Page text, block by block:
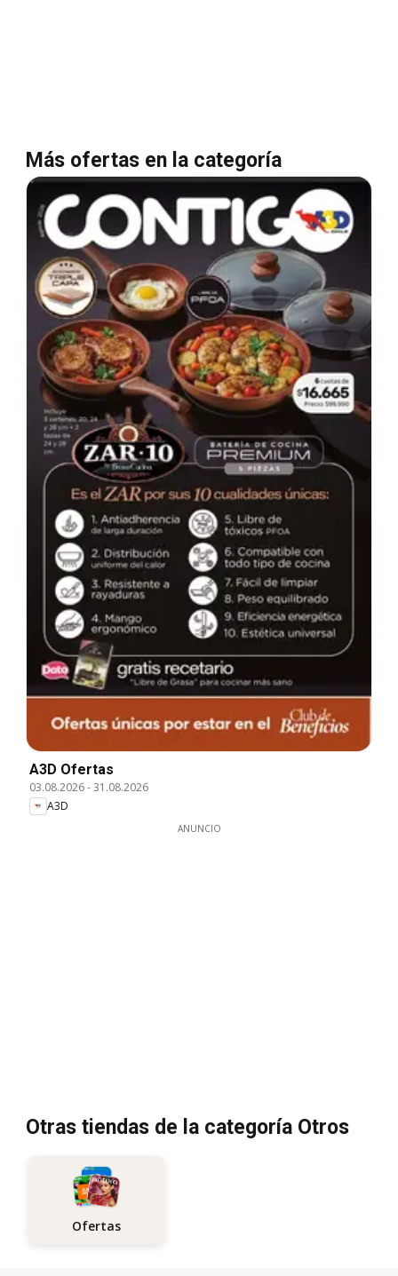
Más ofertas en la categoría
A3D Ofertas
03.08.2026-31.08.2026
A3D
ANUNCIO
Otras tiendas de la categoría Otros
Ofertas